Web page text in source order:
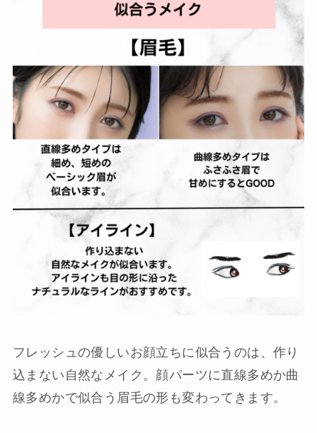
フレッシュの優しいお顔立ちに似合うのは、作り
込まない自然なメイク。顔パーツに直線多めか曲
線多めかで似合う眉毛の形も変わってきます。